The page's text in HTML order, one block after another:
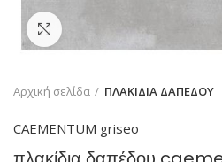
Κάντε κλικ για μεγέθυνση
Αρχική σελίδα ΠΛΑΚΙΔΙΑ ΔΑΠΕΔΟΥ
CAEMENTUM griseo